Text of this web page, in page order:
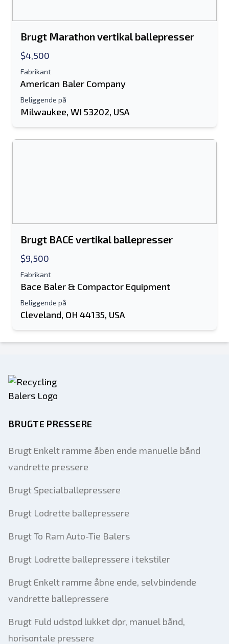
Brugt Marathon vertikal ballepresser
$4,500
Fabrikant
American Baler Company
Beliggende på
Milwaukee, WI 53202, USA
Brugt BACE vertikal ballepresser
$9,500
Fabrikant
Bace Baler & Compactor Equipment
Beliggende på
Cleveland, OH 44135, USA
BRUGTE PRESSERE
Brugt Enkelt ramme åben ende manuelle bånd
vandrette pressere
Brugt Specialballepressere
Brugt Lodrette ballepressere
Brugt To Ram Auto-Tie Balers
Brugt Lodrette ballepressere i tekstiler
Brugt Enkelt ramme åbne ende, selvbindende
vandrette ballepressere
Brugt Fuld udstød lukket dør, manuel bånd,
horisontale pressere